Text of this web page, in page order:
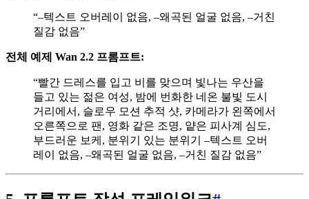
“–텍스트 오버레이 없음, –왜곡된 얼굴 없음, –거친
질감 없음”
전체 예제 Wan 2.2 프롬프트:
“빨간 드레스를 입고 비를 맞으며 빛나는 우산을
들고 있는 젊은 여성, 밤에 번화한 네온 불빛 도시
거리에서, 슬로우 모션 추적 샷, 카메라가 왼쪽에서
오른쪽으로 팬, 영화 같은 조명, 얕은 피사계 심도,
부드러운 보케, 분위기 있는 분위기 –텍스트 오버
레이 없음, –왜곡된 얼굴 없음, –거친 질감 없음”